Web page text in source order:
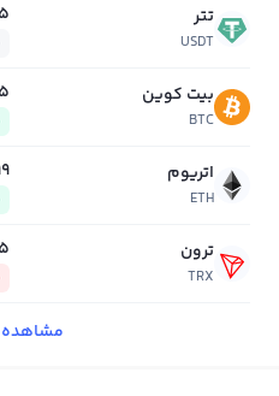
تتر
USDT
بیت کوین
BTC
اتریوم
ETH
ترون
TRX
مشاهده